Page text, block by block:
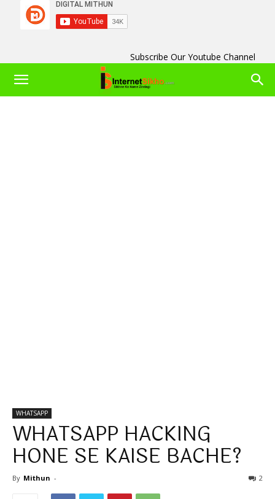
Subscribe Our Youtube Channel
WHATSAPP
WHATSAPP HACKING
HONE SE KAISE BACHE?
By Mithun - 2